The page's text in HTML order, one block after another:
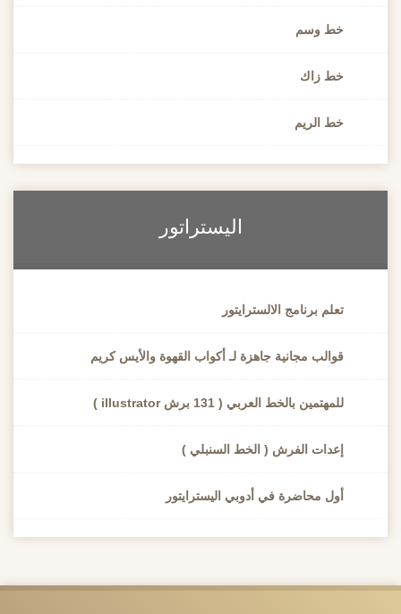
خط وسم
خط زاك
خط الريم
اليستراتور
تعلم برنامج الالسترايتور
قوالب مجانية جاهزة لـ أكواب القهوة والأيس كريم
للمهتمين بالخط العربي ( 131 برش illustrator )
إعدات الفرش ( الخط السنبلي )
أول محاضرة في أدوبي اليسترايتور